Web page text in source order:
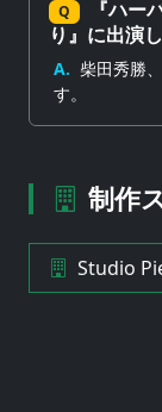
Q
『ハー
り』に出演
A. 柴田秀勝
す。
制作
Studio